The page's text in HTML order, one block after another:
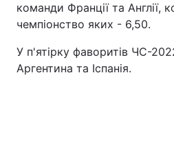
команди Франції та Англії,
чемпіонство яких - 6,50.
У п'ятірку фаворитів ЧС-
Аргентина та Іспанія.